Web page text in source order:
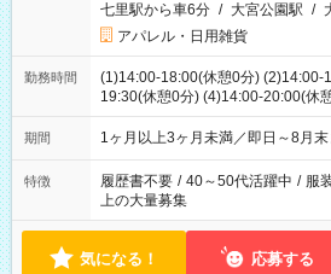
七里駅から車6分 / 大宮公園駅 /
アパレル・日用雑貨
勤務時間
(1)14:00-18:00(休憩0分) (2)14:00-
19:30(休憩0分) (4)14:00-20:00(休
ます
期間 1ヶ月以上3ヶ月未満／即日～8月
特徴 履歴書不要 / 40～50代活躍中 / 服
上の大量募集
気になる！ 応募する